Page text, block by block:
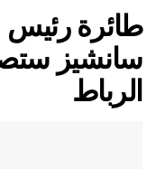
طائرة رئيس
سانشيز
الرباط